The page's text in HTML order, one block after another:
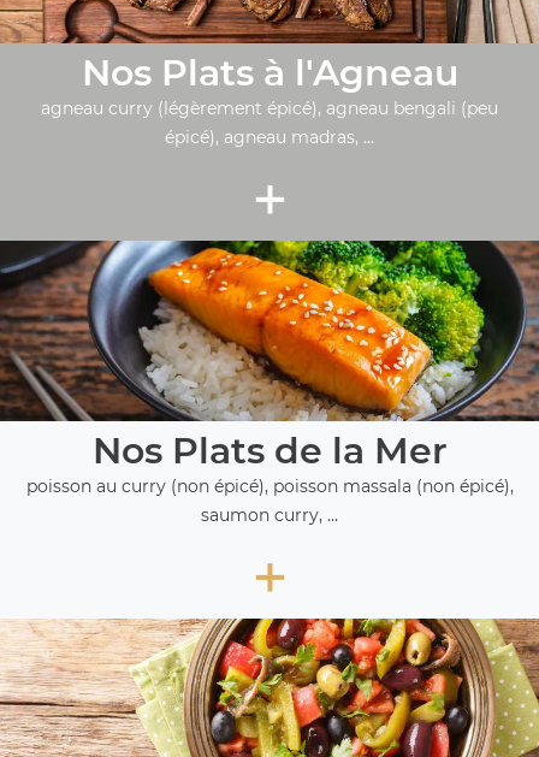
Nos Plats à l'Agneau
agneau curry (légèrement épicé), agneau bengali (peu
épicé), agneau madras, ...
+
Nos Plats de la Mer
poisson au curry (non épicé), poisson massala (non épicé),
saumon curry, ...
+